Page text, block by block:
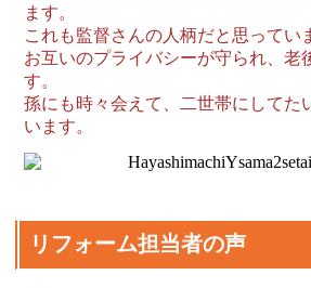
ます。
これも監督さんの人柄だと思ってい
お互いのプライバシーが守られ、老
す。
孫にも時々会えて、二世帯にしてた
います。
リフォーム担当者の声